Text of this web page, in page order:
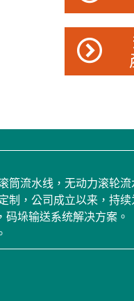
筒流水线，无动力滚轮流
制，公司成立以来，持
垛输送系统解决方案。